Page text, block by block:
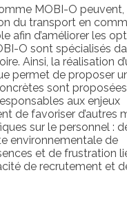
MOBI-O peuvent,
du transport en
afin d’améliorer les
O sont spécialisés
Ainsi, la réalisation
permet de proposer
sont
aux enjeux
de favoriser d’autres
sur le personnel :
environnementale de
et de frustration
de recrutement et